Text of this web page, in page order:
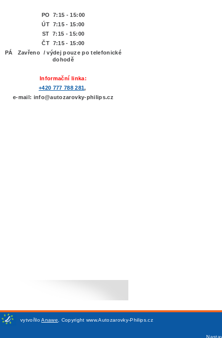
PO 7:15 - 15:00
ÚT 7:15 - 15:00
ST 7:15 - 15:00
ČT 7:15 - 15:00
PÁ Zavřeno / výdej pouze po telefonické
dohodě
Informační linka:
+420 777 788 281,
e-mail: info@autozarovky-philips.cz
vytvořiloAnawe Copyright www.Autozarovky-Philips.cz